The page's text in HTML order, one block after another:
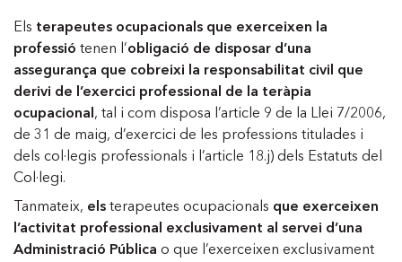
Els terapeutes ocupacionals que exerceixen la
professió tenen l’obligació de disposar d’una
assegurança que cobreixi la responsabilitat civil que
derivi de l’exercici professional de la teràpia
ocupacional , tal i com disposa l’article 9 de la Llei 7/2006,
de 31 de maig, d’exercici de les professions titulades i
dels col·legis professionals i l’article 18.j) dels Estatuts del
Col·legi.
Tanmateix, els terapeutes ocupacionals que exerceixen
l’activitat professional exclusivament al servei d’una
Administració Pública o que l’exerceixen exclusivament